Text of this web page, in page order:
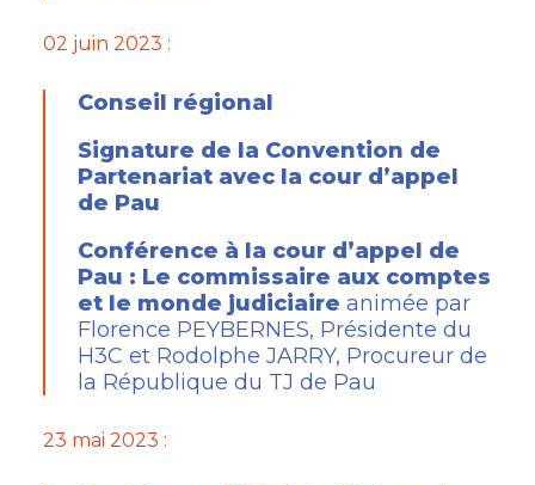
02 juin 2023 :
Conseil régional
Signature de la Convention de
Partenariat avec la cour d’appel
de Pau
Conférence à la cour d’appel de
Pau : Le commissaire aux comptes
et le monde judiciaire animée par
Florence PEYBERNES, Présidente du
H3C et Rodolphe JARRY, Procureur de
la République du TJ de Pau
23 mai 2023 :